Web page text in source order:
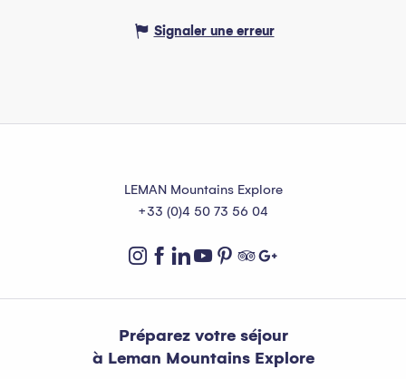
Signaler une erreur
LEMAN Mountains Explore
+33 (0)4 50 73 56 04
Préparez votre séjour
à Leman Mountains Explore